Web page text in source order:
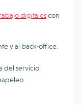
digitalescon
y al back-office.
del servicio,